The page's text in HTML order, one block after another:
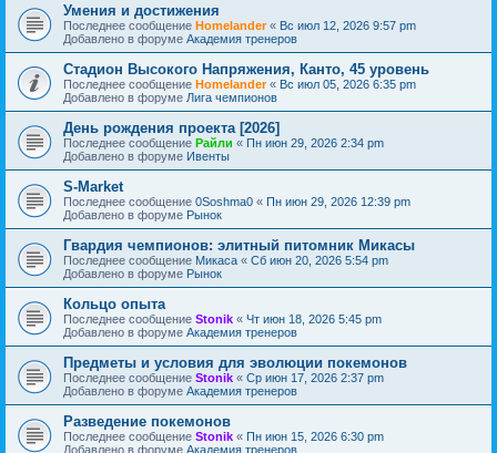
Умения и достижения
Последнее сообщение Homelander« Вс июл 12, 2026 9:57 pm
Добавлено в форуме Академия тренеров
Стадион Высокого Напряжения, Канто, 45 уровень
Последнее сообщение Homelander« Вс июл 05, 2026 6:35 pm
Добавлено в форуме Лига чемпионов
День рождения проекта [2026]
Последнее сообщение Райли « Пн июн 29, 2026 2:34 pm
Добавлено в форуме Ивенты
S-Market
Последнее сообщение 0Soshma0 « Пн июн 29, 2026 12:39 pm
Добавлено в форуме Рынок
Гвардия чемпионов: элитный питомник Микасы
Последнее сообщение Микаса « Сб июн 20, 2026 5:54 pm
Добавлено в форуме Рынок
Кольцо опыта
Последнее сообщение Stonik « Чт июн 18, 2026 5:45 pm
Добавлено в форуме Академия тренеров
Предметы и условия для эволюции покемонов
Последнее сообщение Stonik « Ср июн 17, 2026 2:37 pm
Добавлено в форуме Академия тренеров
Разведение покемонов
Последнее сообщение Stonik « Пн июн 15, 2026 6:30 pm
Добавлено в форуме Академия тренеров